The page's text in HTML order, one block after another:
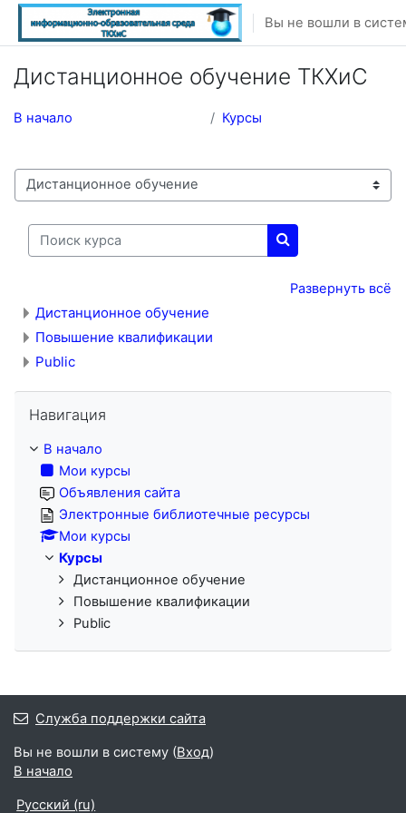
Перейти к основному содержанию
Вы не вошли в
Дистанционное обучение ТКХиС
В начало Курсы
Категории курсов
Поиск курса
Поиск курса
Развернуть всё
Дистанционное обучение
Повышение квалификации
Public
Навигация
В начало
Мои курсы
Объявления сайта
Электронные библиотечные ресурсы
Мои курсы
Курсы
Дистанционное обучение
Повышение квалификации
Public
Служба поддержки сайта
Вы не вошли в систему (Вход)
В начало
Русский ‎(ru)‎